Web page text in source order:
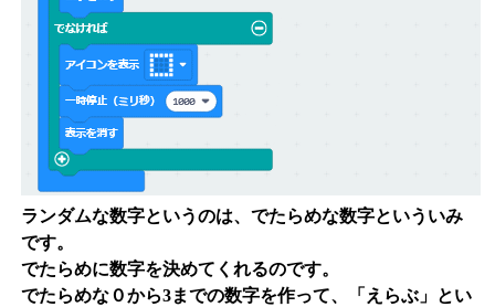
ランダムな数字というのは、でたらめな数字といういみ
です。
でたらめに数字を決めてくれるのです。
でたらめな０から3までの数字を作って、「えらぶ」とい